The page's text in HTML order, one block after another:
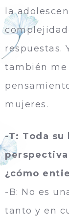
la
respuestas.
también
mujeres.
-T: Toda
¿cómo
-B: No es
tanto y en